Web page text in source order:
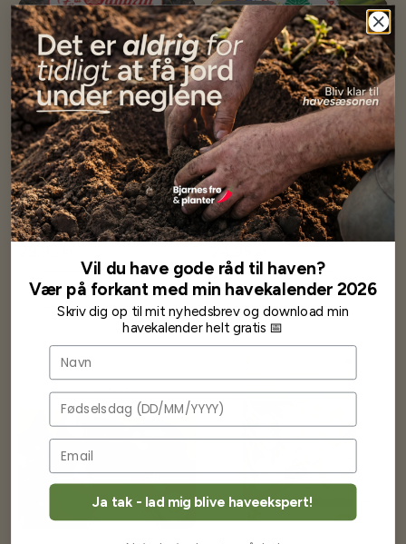
Løg - Tropea Rossa Tonda
Læg i kurv
Udsolgt
Løg - Lampascioni o
muscari
Få besked når på lager
Vil du have gode råd til haven?
Vær på forkant med min havekalender 2026
Skriv dig op til mit nyhedsbrev og download min
havekalender helt gratis 📅
Navn
Fødselsdag
Ja tak - lad mig blive haveekspert!